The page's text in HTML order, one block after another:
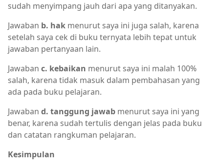
sudah menyimpang jauh dari apa yang ditanyakan.
Jawaban b. hak menurut saya ini juga salah, karena
setelah saya cek di buku ternyata lebih tepat untuk
jawaban pertanyaan lain.
Jawaban c. kebaikan menurut saya ini malah 100%
salah, karena tidak masuk dalam pembahasan yang
ada pada buku pelajaran.
Jawaban d. tanggung jawab menurut saya ini yang
benar, karena sudah tertulis dengan jelas pada buku
dan catatan rangkuman pelajaran.
Kesimpulan